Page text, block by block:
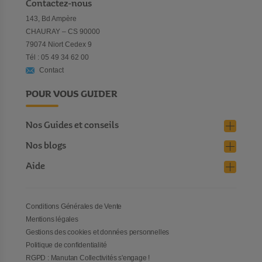
Contactez-nous
143, Bd Ampère
CHAURAY – CS 90000
79074 Niort Cedex 9
Tél : 05 49 34 62 00
Contact
POUR VOUS GUIDER
Nos Guides et conseils
Nos blogs
Aide
Conditions Générales de Vente
Mentions légales
Gestions des cookies et données personnelles
Politique de confidentialité
RGPD : Manutan Collectivités s'engage !